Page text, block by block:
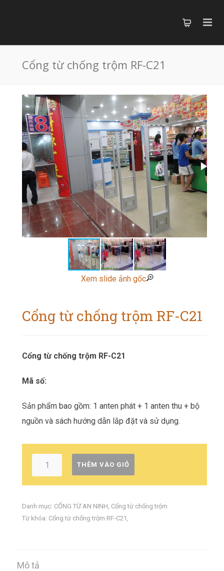
Cổng từ chống trộm RF-C21
Xem slide ảnh gốc
Cổng từ chống trộm RF-C21
Cổng từ chống trộm RF-C21
Mã số:
Sản phẩm bao gồm: 1 anten phát + 1 anten thu + bộ
nguồn và sách hướng dẫn lắp đặt và sử dụng.
THÊM VÀO GIỎ
Danh mục: CỔNG TỪ AN NINH, Cổng từ chống trộm
Từ khóa: Cổng từ chống trộm RF-C21 ,
Mô tả